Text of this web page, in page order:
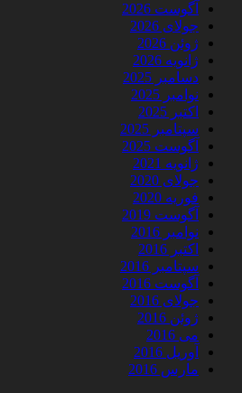
آگوست 2026
جولای 2026
ژوئن 2026
ژانویه 2026
دسامبر 2025
نوامبر 2025
اکتبر 2025
سپتامبر 2025
آگوست 2025
ژانویه 2021
جولای 2020
فوریه 2020
آگوست 2019
نوامبر 2016
اکتبر 2016
سپتامبر 2016
آگوست 2016
جولای 2016
ژوئن 2016
می 2016
آوریل 2016
مارس 2016